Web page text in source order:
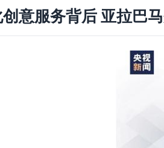
意服务背后 亚拉巴